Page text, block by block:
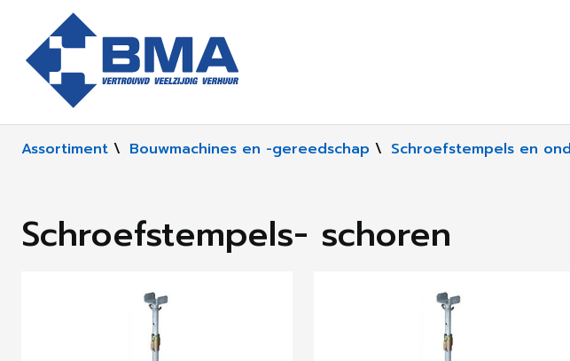
Assortiment \ Bouwmachines en -gereedschap \ Schroefstempels en
Schroefstempels- schoren